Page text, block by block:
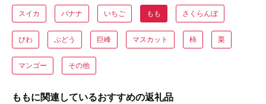
スイカ バナナ いちご もも さくらんぼ
びわ ぶどう 巨峰 マスカット 柿 栗
マンゴー その他
ももに関連しているおすすめの返礼品